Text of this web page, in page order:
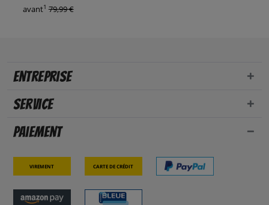
avant1 79,99 €
Entreprise
Service
Paiement
Virement Carte de crédit